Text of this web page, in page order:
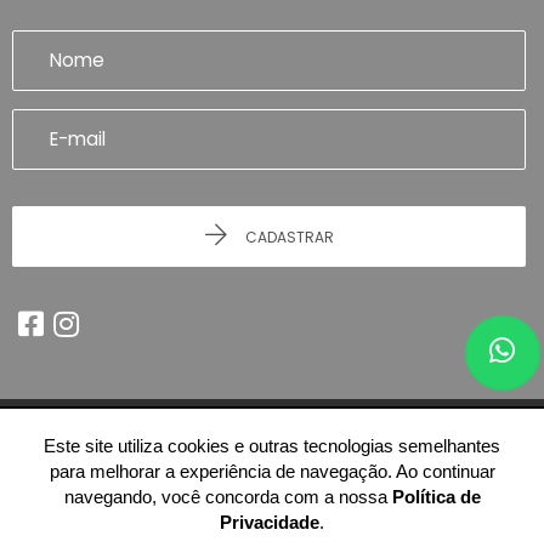
CADASTRAR
© 2026 - Imobiliária Artefatto Imóveis - Franca/SP -51.614.978/0001-84
-Todos os Direitos Reservados.
Este site utiliza cookies e outras tecnologias semelhantes
para melhorar a experiência de navegação. Ao continuar
navegando, você concorda com a nossa Política de
Privacidade.